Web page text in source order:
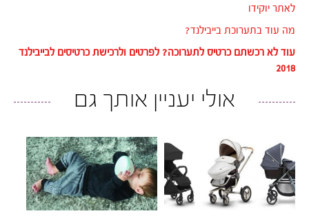
לאתר יוקידו
מה עוד בתערוכת בייבילנד?
עוד לא רכשתם כרטיס לתערוכה? לפרטים ולרכישת כרטיסים לבייבילנד
2018
אולי יעניין אותך גם